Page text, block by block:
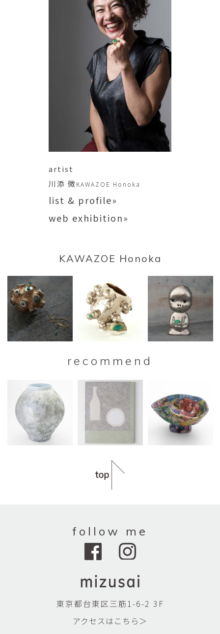
artist
川添 微KAWAZOE Honoka
list & profile»
web exhibition»
KAWAZOE Honoka
recommend
follow me
東京都台東区三筋1-6-2 3F
アクセスはこちら＞